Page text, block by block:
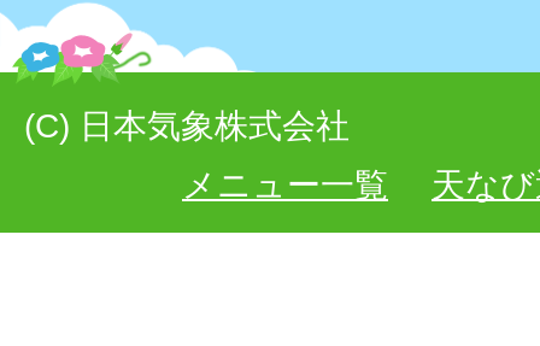
(C) 日本気象株式会社
メニュー一覧
天な